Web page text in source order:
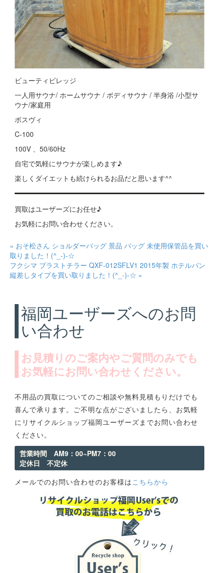
ビューティビレッジ
一人用サウナ/ ホームサウナ / ボディサウナ / 半身浴 /小型サ
ウナ/家庭用
ボスヴィ
C-100
100V 、50/60Hz
自宅で気軽にサウナが楽しめます♪
楽しくダイエットも続けられるお品だと思います^^
買取はユーザーズにお任せ♪
お気軽にお問い合わせください。
« おそ松さん ショルダーバッグ 景品 バッグ 未使用保管品を買い
取りました！(^_-)-☆
フクシマ ブラストチラー QXF-012SFLV1 2015年製 ホテルパン
縦差しタイプを買い取りました！(^_-)-☆ »
福岡ユーザーズへのお問
い合わせ
お見積りのご案内やご質問のみでも
お気軽にお問い合わせください。
不用品の買取についてのご相談や無料見積もりだけでも
喜んで承ります。ご不明な点がございましたら、お気軽
にリサイクルショップ福岡ユーザーズまでお問い合わせ
ください。
営業時間 AM9：00~PM7：00
定休日 不定休
メールでのお問い合わせのお客様は こちらから